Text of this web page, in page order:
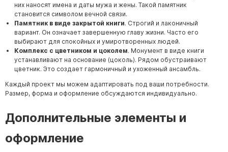
них наносят имена и даты мужа и жены. Такой памятник
становится символом вечной связи.
Памятник в виде закрытой книги. Строгий и лаконичный
вариант. Он означает завершенную главу жизни. Часто его
выбирают для спокойных и умиротворенных людей.
Комплекс с цветником и цоколем. Монумент в виде книги
устанавливают на основание (цоколь). Рядом обустраивают
цветник. Это создает гармоничный и ухоженный ансамбль.
Каждый проект мы можем адаптировать под ваши потребности.
Размер, форма и оформление обсуждаются индивидуально.
Дополнительные элементы и
оформление